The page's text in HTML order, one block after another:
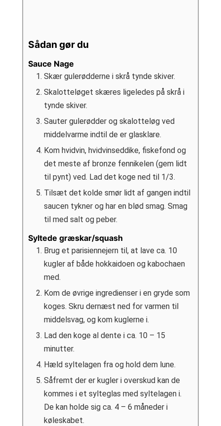
Sådan gør du
Sauce Nage
Skær gulerødderne i skrå tynde skiver.
Skalotteløget skæres ligeledes på skrå i
tynde skiver.
Sauter gulerødder og skalotteløg ved
middelvarme indtil de er glasklare.
Kom hvidvin, hvidvinseddike, fiskefond og
det meste af bronze fennikelen (gem lidt
til pynt) ved. Lad det koge ned til 1/3.
Tilsæt det kolde smør lidt af gangen indtil
saucen tykner og har en blød smag. Smag
til med salt og peber.
Syltede græskar/squash
Brug et parisiennejern til, at lave ca. 10
kugler af både hokkaidoen og kabochaen
med.
Kom de øvrige ingredienser i en gryde som
koges. Skru dernæst ned for varmen til
middelsvag, og kom kuglerne i.
Lad den koge al dente i ca. 10 – 15
minutter.
Hæld syltelagen fra og hold dem lune.
Såfremt der er kugler i overskud kan de
kommes i et sylteglas med syltelagen i.
De kan holde sig ca. 4 – 6 måneder i
køleskabet.